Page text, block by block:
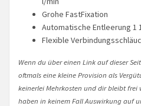
Grohe FastFixation
Automatische Entleerung 1
Flexible
Wenn du über einen Link auf dieser
oftmals eine kleine Provision als
keinerlei Mehrkosten und dir bleibt frei
haben in keinem Fall Auswirkung auf